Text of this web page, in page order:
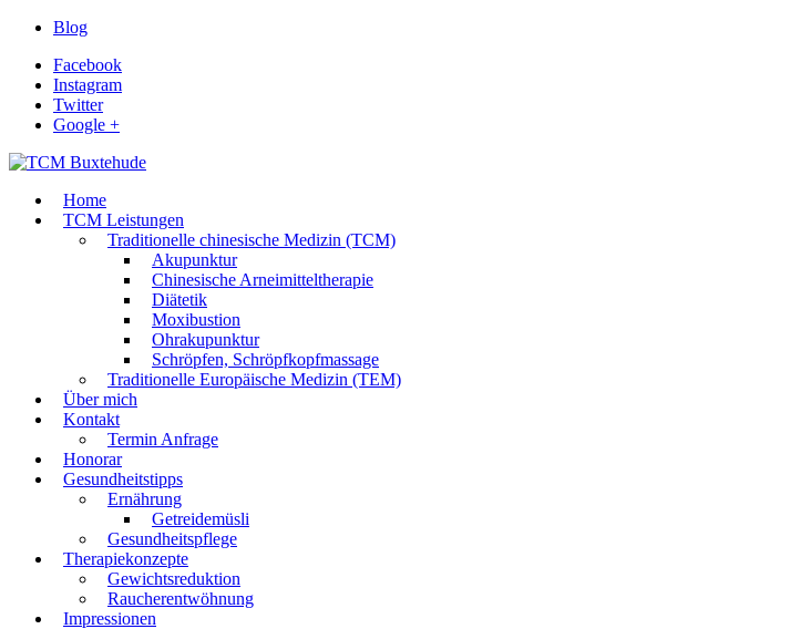
Blog
Facebook
Instagram
Twitter
Google +
Home
TCM Leistungen
Traditionelle chinesische Medizin (TCM)
Akupunktur
Chinesische Arneimitteltherapie
Diätetik
Moxibustion
Ohrakupunktur
Schröpfen, Schröpfkopfmassage
Traditionelle Europäische Medizin (TEM)
Über mich
Kontakt
Termin Anfrage
Honorar
Gesundheitstipps
Ernährung
Getreidemüsli
Gesundheitspflege
Therapiekonzepte
Gewichtsreduktion
Raucherentwöhnung
Impressionen